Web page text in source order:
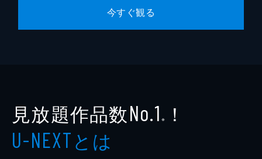
バラバラになってしまった、カルテット ド
ーナツホール。それから１年後、彼らはそれ
ぞれ別の道を歩んでいた。
今すぐ観る
見放題作品数No.1 ※ ！
U-NEXTとは